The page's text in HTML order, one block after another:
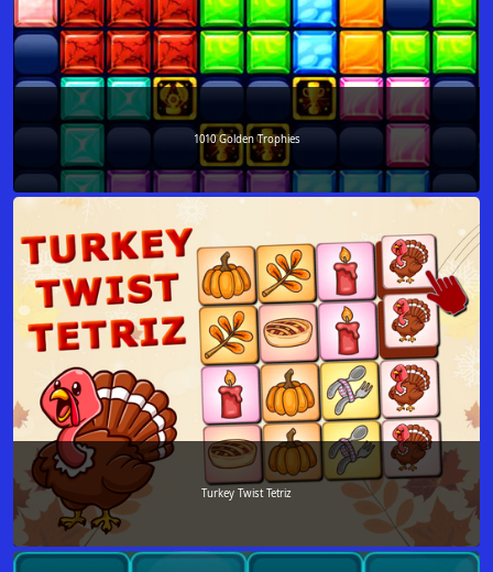
1010 Golden Trophies
Turkey Twist Tetriz